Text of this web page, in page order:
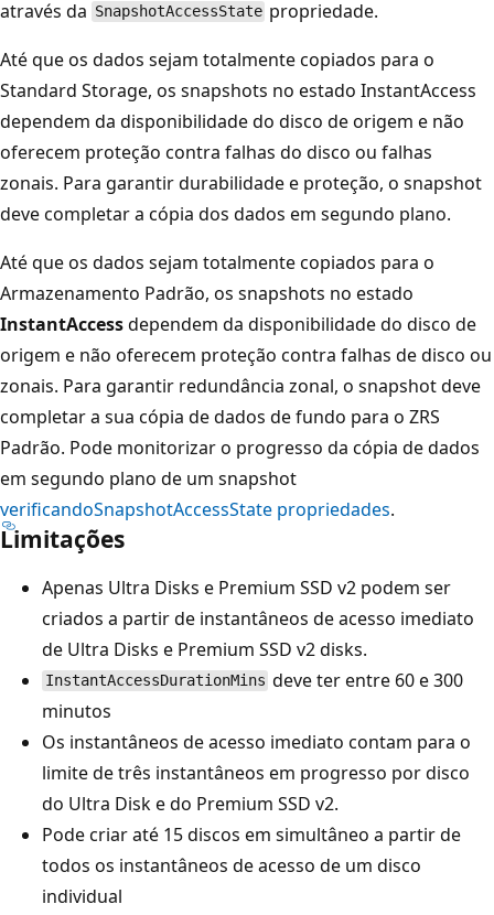
através da SnapshotAccessState propriedade.
Até que os dados sejam totalmente copiados para o
Standard Storage, os snapshots no estado InstantAccess
dependem da disponibilidade do disco de origem e não
oferecem proteção contra falhas do disco ou falhas
zonais. Para garantir durabilidade e proteção, o snapshot
deve completar a cópia dos dados em segundo plano.
Até que os dados sejam totalmente copiados para o
Armazenamento Padrão, os snapshots no estado
InstantAccessdependem da disponibilidade do disco de
origem e não oferecem proteção contra falhas de disco ou
zonais. Para garantir redundância zonal, o snapshot deve
completar a sua cópia de dados de fundo para o ZRS
Padrão. Pode monitorizar o progresso da cópia de dados
em segundo plano de um snapshot
verificandoSnapshotAccessState propriedades.
Limitações
Apenas Ultra Disks e Premium SSD v2 podem ser
criados a partir de instantâneos de acesso imediato
de Ultra Disks e Premium SSD v2 disks.
InstantAccessDurationMins deve ter entre 60 e 300
minutos
Os instantâneos de acesso imediato contam para o
limite de três instantâneos em progresso por disco
do Ultra Disk e do Premium SSD v2.
Pode criar até 15 discos em simultâneo a partir de
todos os instantâneos de acesso de um disco
individual